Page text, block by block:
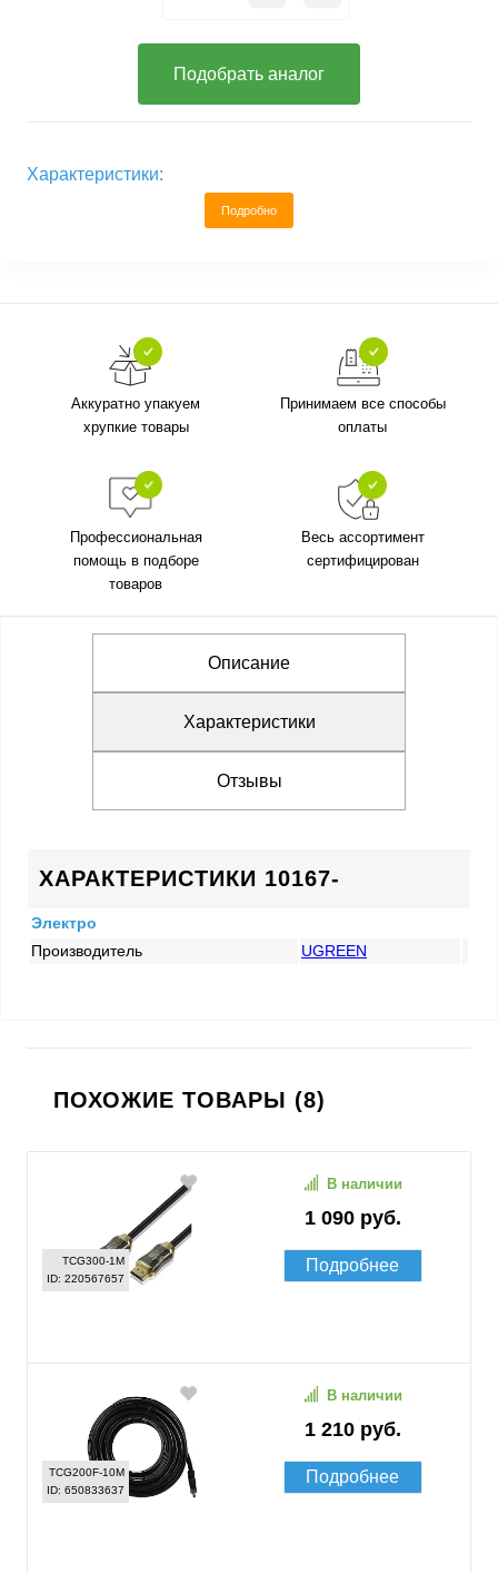
Подобрать аналог
Характеристики:
Подробно
Аккуратно упакуем
хрупкие товары
Принимаем все способы
оплаты
Профессиональная
помощь в подборе
товаров
Весь ассортимент
сертифицирован
Описание
Характеристики
Отзывы
ХАРАКТЕРИСТИКИ 10167-
Электро
Производитель
UGREEN
ПОХОЖИЕ ТОВАРЫ (8)
TCG300-1M
ID: 220567657
1 090 руб.
В наличии
Подробнее
TCG200F-10M
ID: 650833637
1 210 руб.
В наличии
Подробнее